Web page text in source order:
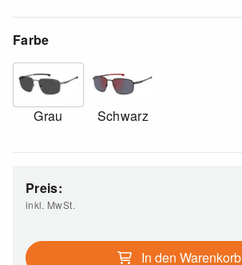
Farbe
Grau Schwarz
Preis:
inkl. MwSt.
In den Warenkorb